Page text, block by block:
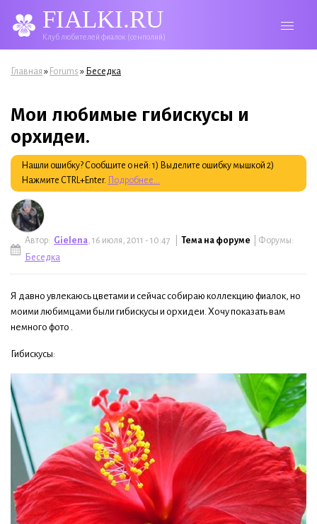
FIALKI.RU
Клуб любителей фиалок (сенполий)
Вы здесь
Главная » Forums » Беседка
Мои любимые гибискусы и
орхидеи.
Нашли ошибку? Сообщите о ней: 1) Выделите ошибку мышкой 2)
Нажмите CTRL+Enter. Подробнее...
Автор: Gielena, 16 июля, 2011 - 10:47 | Тема на форуме | Форумы:
Беседка
Я давно увлекаюсь цветами и сейчас собираю коллекцию фиалок, но
моими любимцами были гибискусы и орхидеи. Хочу показать вам
немного фото .
Гибискусы: